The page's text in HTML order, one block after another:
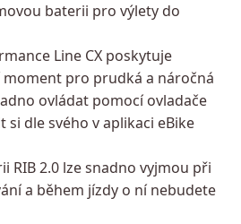
baterii pro výlety do
Line CX poskytuje
pro prudká a náročná
ovládat pomocí ovladače
si dle svého v aplikaci eBike
RIB 2.0 lze snadno vyjmou při
a během jízdy o ní nebudete